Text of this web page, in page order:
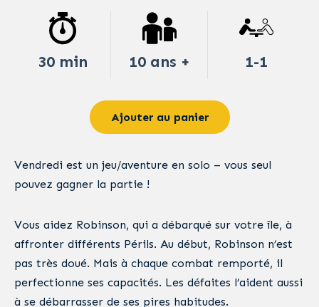
30 min 10 ans + 1-1
Ajouter au panier
Vendredi est un jeu/aventure en solo – vous seul
pouvez gagner la partie !
Vous aidez Robinson, qui a débarqué sur votre île, à
affronter différents Périls. Au début, Robinson n’est
pas très doué. Mais à chaque combat remporté, il
perfectionne ses capacités. Les défaites l’aident aussi
à se débarrasser de ses pires habitudes.